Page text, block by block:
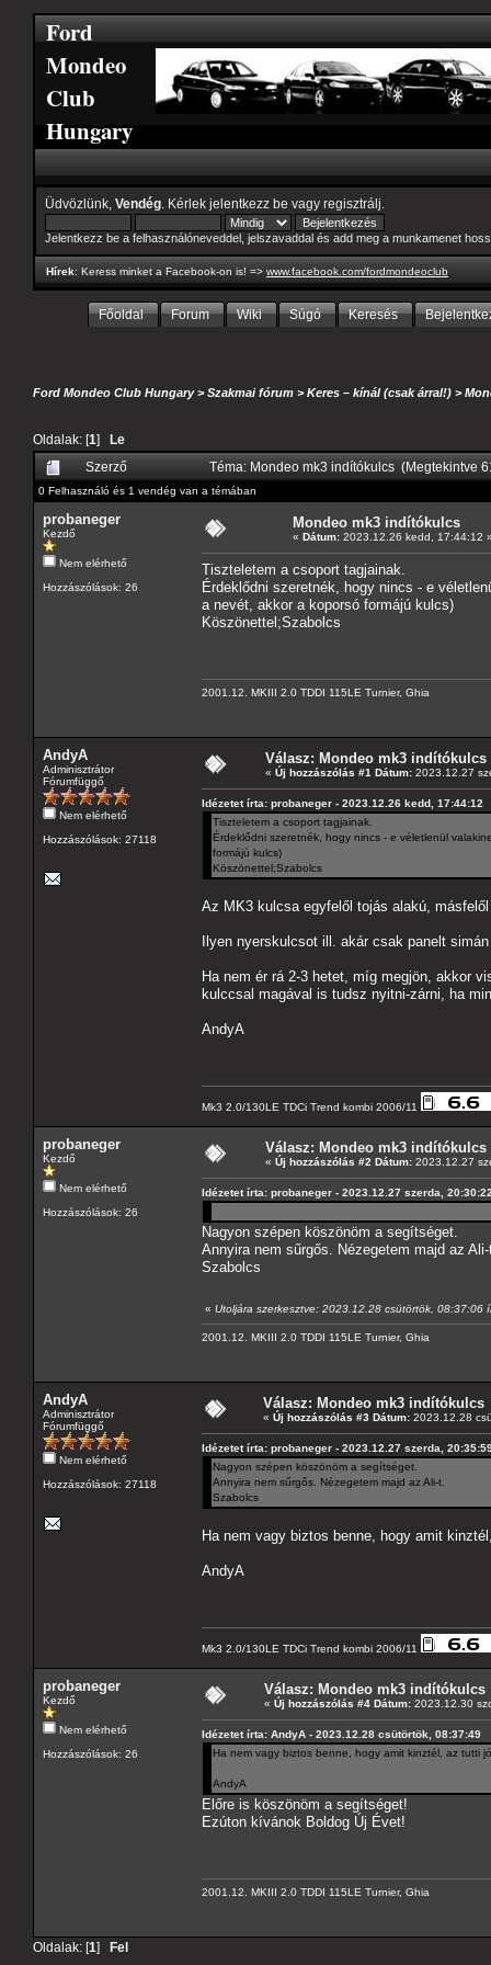
Ford
Mondeo
Club
Hungary
Üdvözlünk, Vendég . Kérlek jelentkezz be vagy regisztrálj
Jelentkezz be a felhasználóneveddel, jelszavaddal és add meg a munkamenet
Hírek: Keress minket a Facebook-on is! => www.facebook.com/fordmondeoclub
Főoldal Forum Wiki Súgó Keresés
Ford Mondeo Club Hungary>Szakmai fórum >Keres – kínál (csak árral!) >
Oldalak: [1] Le
Szerző
Téma: Mondeo mk3 indítókulcs (Megtekintve
0 Felhasználó és 1 vendég van a témában
probaneger
Kezdő
Nem elérhető
Hozzászólások: 26
Mondeo mk3 indítókulcs
« Dátum: 2023.12.26 kedd, 17:44:12
Tiszteletem a csoport tagjainak.
Érdeklődni szeretnék, hogy nincs - e
a nevét, akkor a koporsó formájú kulcs)
Köszönettel;Szabolcs
2001.12. MKIII 2.0 TDDI 115LE Turnier, Ghia
AndyA
Adminisztrátor
Fórumfüggő
Nem elérhető
Hozzászólások: 27118
Válasz: Mondeo mk3 indítókulcs
« Új hozzászólás #1 Dátum: 2023.12.27
Idézetet írta: probaneger - 2023.12.26 kedd, 17:44:12
Tiszteletem a csoport tagjainak.
Érdeklődni szeretnék, hogy nincs - e véletlenül
formájú kulcs)
Köszönettel;Szabolcs
Az MK3 kulcsa egyfelől tojás alakú,
Ilyen nyerskulcsot ill. akár csak panelt
Ha nem ér rá 2-3 hetet, míg megjön, akkor
kulccsal magával is tudsz nyitni-zárni, ha
AndyA
Mk3 2.0/130LE TDCi Trend kombi 2006/11
probaneger
Kezdő
Nem elérhető
Hozzászólások: 26
Válasz: Mondeo mk3 indítókulcs
« Új hozzászólás #2 Dátum: 2023.12.27
Idézetet írta: probaneger - 2023.12.27 szerda,
Nagyon szépen köszönöm a segítséget.
Annyira nem sűrgős. Nézegetem majd az
Szabolcs
« Utoljára szerkesztve: 2023.12.28 csütörtök, 08:37:06
2001.12. MKIII 2.0 TDDI 115LE Turnier, Ghia
AndyA
Adminisztrátor
Fórumfüggő
Nem elérhető
Hozzászólások: 27118
Válasz: Mondeo mk3 indítókulcs
« Új hozzászólás #3 Dátum: 2023.12.28
Idézetet írta: probaneger - 2023.12.27 szerda,
Nagyon szépen köszönöm a segítséget.
Annyira nem sűrgős. Nézegetem majd az Ali-t.
Szabolcs
Ha nem vagy biztos benne, hogy amit
AndyA
Mk3 2.0/130LE TDCi Trend kombi 2006/11
probaneger
Kezdő
Nem elérhető
Hozzászólások: 26
Válasz: Mondeo mk3 indítókulcs
« Új hozzászólás #4 Dátum: 2023.12.30
Idézetet írta: AndyA - 2023.12.28 csütörtök, 08:37:49
Ha nem vagy biztos benne, hogy amit kinztél, az tutti
AndyA
Előre is köszönöm a segítséget!
Ezúton kívánok Boldog Új Évet!
2001.12. MKIII 2.0 TDDI 115LE Turnier, Ghia
Oldalak: [1] Fel